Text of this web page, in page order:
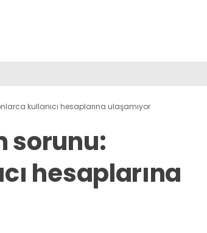
kullanıcı hesaplarına ulaşamıyor
sorunu:
hesaplarına